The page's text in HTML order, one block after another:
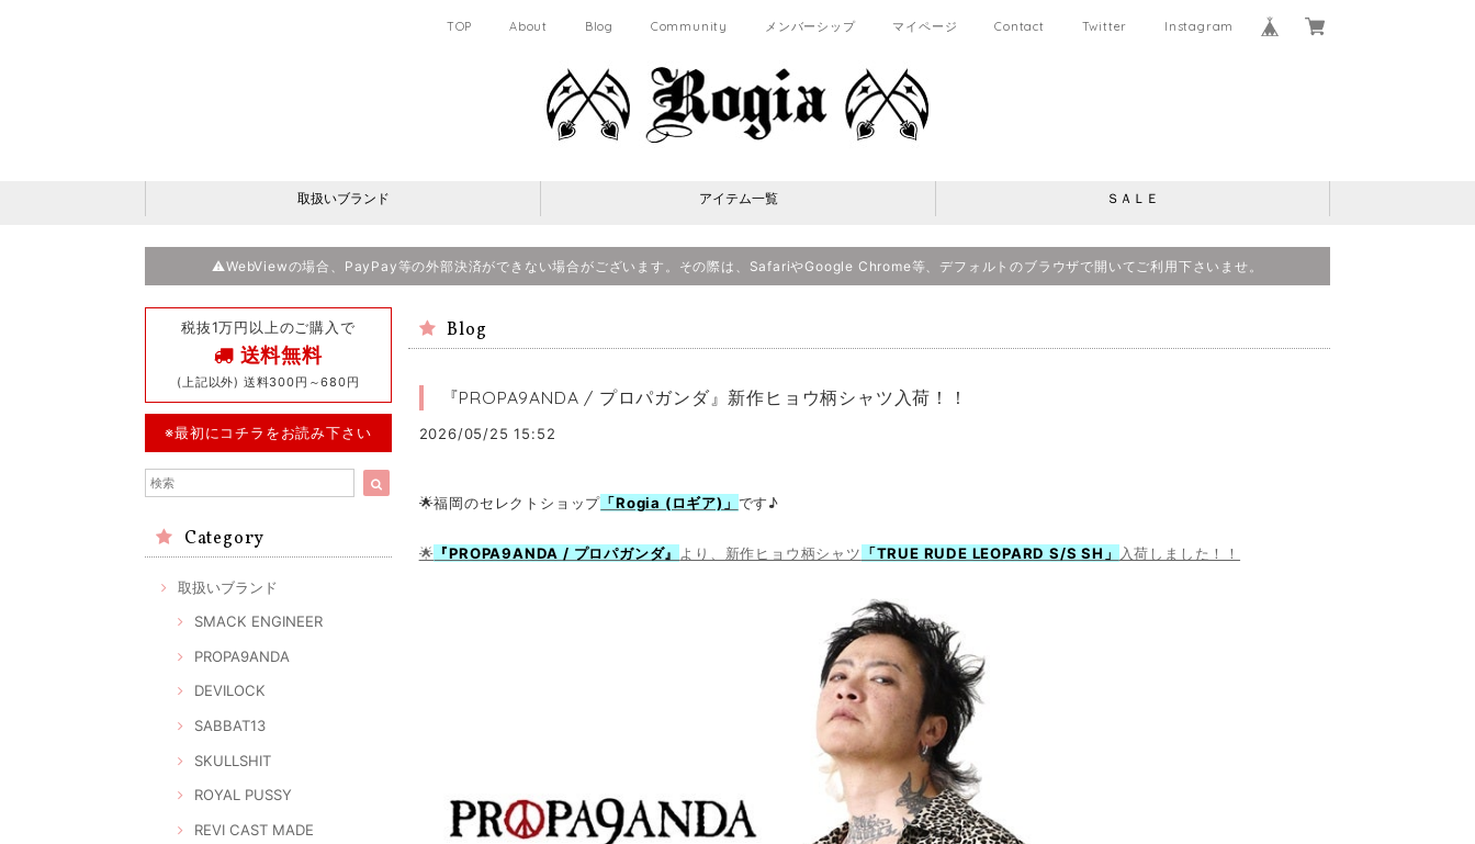
TOP About Blog Community メンバーシップ マイページ Contact Twitter Instagram
取扱いブランド アイテム一覧 ＳＡＬＥ
⚠️WebViewの場合、PayPay等の外部決済ができない場合がございます。その際は、SafariやGoogle Chrome等、デフォルトのブラウザで開いてご利用下さいませ。
税抜1万円以上のご購入で
送料無料
(上記以外) 送料300円～680円
※最初にコチラをお読み下さい
Category
取扱いブランド
SMACK ENGINEER
PROPA9ANDA
DEVILOCK
SABBAT13
SKULLSHIT
ROYAL PUSSY
REVI CAST MADE
Blog
『PROPA9ANDA / プロパガンダ』新作ヒョウ柄シャツ入荷！！
2026/05/25 15:52
🌟福岡のセレクトショップ 「Rogia (ロギア)」 です♪
🌟 『PROPA9ANDA / プロパガンダ』 より、新作ヒョウ柄シャツ 「TRUE RUDE LEOPARD S/S SH」 入荷しました！！